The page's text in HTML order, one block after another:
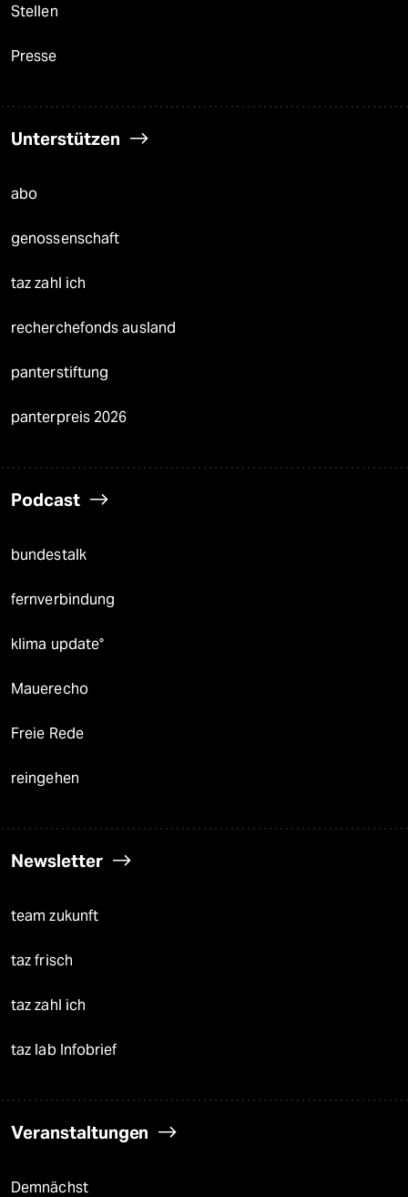
Stellen
Presse
Unterstützen
abo
genossenschaft
taz zahl ich
recherchefonds ausland
panterstiftung
panterpreis 2026
Podcast
bundestalk
fernverbindung
klima update°
Mauerecho
Freie Rede
reingehen
Newsletter
team zukunft
taz frisch
taz zahl ich
taz lab Infobrief
Veranstaltungen
Demnächst